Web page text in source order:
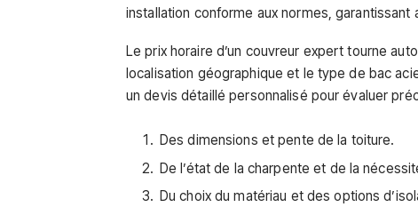
installation conforme aux normes,
Le prix horaire d’un couvreur expert tourne
localisation géographique et le type de bac
un devis détaillé personnalisé pour évaluer
Des dimensions et pente de la toiture.
De l’état de la charpente et de la
Du choix du matériau et des options